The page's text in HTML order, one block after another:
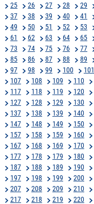
25
26 27 28 29
37
38 39 40 41
49
50 51 52 53
61
62 63 64 65
73
74 75 76 77
85
86 87 88 89
97
98 99 100 101
107
108 109 110
117
118 119 120
127
128 129 130
137
138 139 140
147
148 149 150
157
158 159 160
167
168 169 170
177
178 179 180
187
188 189 190
197
198 199 200
207
208 209 210
217
218 219 220